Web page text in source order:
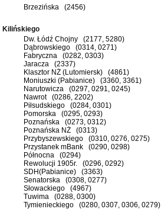
Brzezińska (2456)
Kilińskiego
Dw. Łódź Chojny (2177, 5280)
Dąbrowskiego (0314, 0271)
Fabryczna (0282, 0303)
Jaracza (2337)
Klasztor NŻ (Lutomiersk) (4861)
Moniuszki (Pabianice) (3360, 3361)
Narutowicza (0297, 0291, 0245)
Nawrot (0286, 2202)
Piłsudskiego (0284, 0301)
Pomorska (0295, 0293)
Poznańska (0273, 0312)
Poznańska NŻ (0313)
Przybyszewskiego (0310, 0276, 0275)
Przystanek mBank (0290, 0298)
Północna (0294)
Rewolucji 1905r. (0296, 0292)
SDH(Pabianice) (3363)
Senatorska (0308, 0277)
Słowackiego (4967)
Tuwima (0288, 0300)
Tymienieckiego (0280, 0307, 0306, 0279)